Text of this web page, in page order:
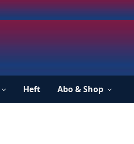
Heft Abo & Shop